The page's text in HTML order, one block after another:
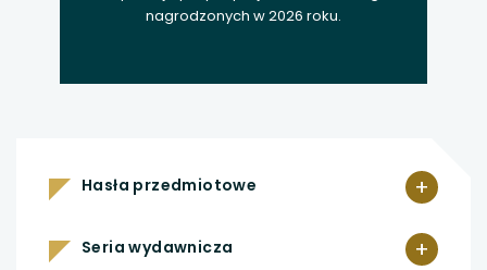
nagrodzonych w 2026 roku.
+
Hasła przedmiotowe
+
Seria wydawnicza